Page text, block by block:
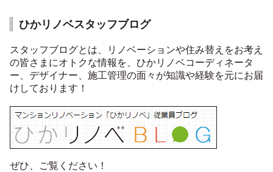
ひかリノベスタッフブログ
スタッフブログとは、リノベーションや住み替えをお考え
の皆さまにオトクな情報を、ひかリノベコーディネータ
ー、デザイナー、施工管理の面々が知識や経験を元にお届
けしております！
ぜひ、ご覧ください！